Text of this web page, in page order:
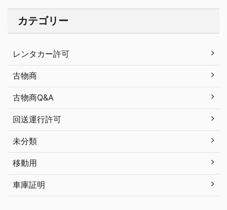
カテゴリー
レンタカー許可
古物商
古物商Q&A
回送運行許可
未分類
移動用
車庫証明